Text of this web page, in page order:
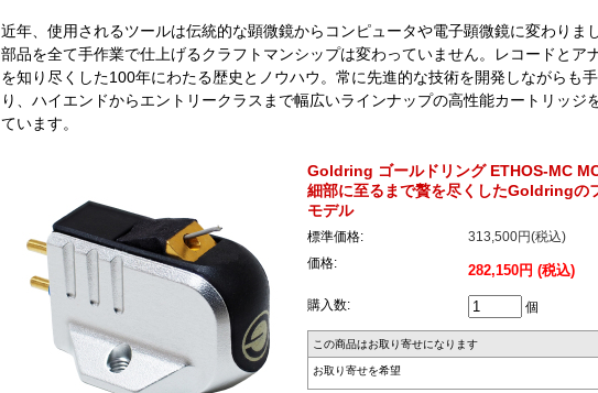
近年、使用されるツールは伝統的な顕微鏡からコンピュータや電子顕微鏡に変わりま
部品を全て手作業で仕上げるクラフトマンシップは変わっていません。レコードとア
を知り尽くした100年にわたる歴史とノウハウ。常に先進的な技術を開発しながらも
り、ハイエンドからエントリークラスまで幅広いラインナップの高性能カートリッジ
ています。
Goldring ゴールドリング ETHOS-MC
細部に至るまで贅を尽くしたGoldringの
モデル
標準価格:
313,500円(税込)
価格:
282,150円 (税込)
購入数: 個
この商品はお取り寄せになります
お取り寄せを希望